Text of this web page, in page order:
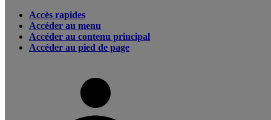
Accès rapides
Accéder au menu
Accéder au contenu principal
Accéder au pied de page